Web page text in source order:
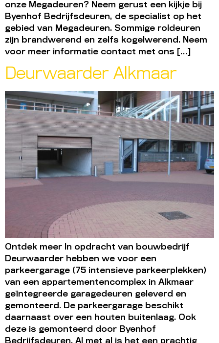
onze Megadeuren? Neem gerust een kijkje bij
Byenhof Bedrijfsdeuren, de specialist op het
gebied van Megadeuren. Sommige roldeuren
zijn brandwerend en zelfs kogelwerend. Neem
voor meer informatie contact met ons […]
Deurwaarder Alkmaar
Ontdek meer In opdracht van bouwbedrijf
Deurwaarder hebben we voor een
parkeergarage (75 intensieve parkeerplekken)
van een appartementencomplex in Alkmaar
geïntegreerde garagedeuren geleverd en
gemonteerd. De parkeergarage beschikt
daarnaast over een houten buitenlaag. Ook
deze is gemonteerd door Byenhof
Bedrijfsdeuren. Al met al is het een prachtig